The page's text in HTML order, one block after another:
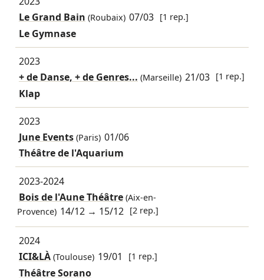
Le Grand Bain (Roubaix) 07/03 [1 rep.]
Le Gymnase
2023
+ de Danse, + de Genres... (Marseille) 21/03 [1 rep.]
Klap
2023
June Events(Paris) 01/06
Théâtre de l'Aquarium
2023-2024
Bois de l'Aune Théâtre(Aix-en-
Provence) 14/12 → 15/12 [2 rep.]
2024
ICI&LÀ(Toulouse) 19/01 [1 rep.]
Théâtre Sorano